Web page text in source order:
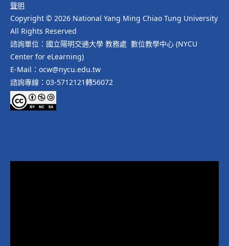
聲明
Copyright © 2026 National Yang Ming Chiao Tung University
All Rights Reserved
諮詢單位：國立陽明交通大學 教務處 數位教學中心 (NYCU
Center for eLearning)
E-Mail：ocw@nycu.edu.tw
諮詢專線：03-5712121轉56072